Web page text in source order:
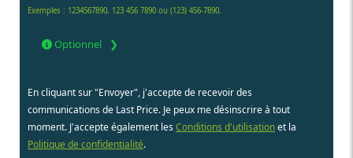
Exemples : 1234567890, 123 456 7890 ou (123) 456-7890.
Optionnel
En cliquant sur "Envoyer", j'accepte de recevoir des
communications de Last Price. Je peux me désinscrire à tout
moment. J'accepte également les Conditions d'utilisationet la
Politique de confidentialité.